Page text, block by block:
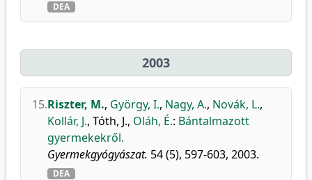
DEA
2003
15.Riszter, M., György, I., Nagy, A., Novák, L.,
Kollár, J., Tóth, J., Oláh, É.: Bántalmazott
gyermekekről.
Gyermekgyógyászat. 54 (5), 597-603, 2003.
DEA